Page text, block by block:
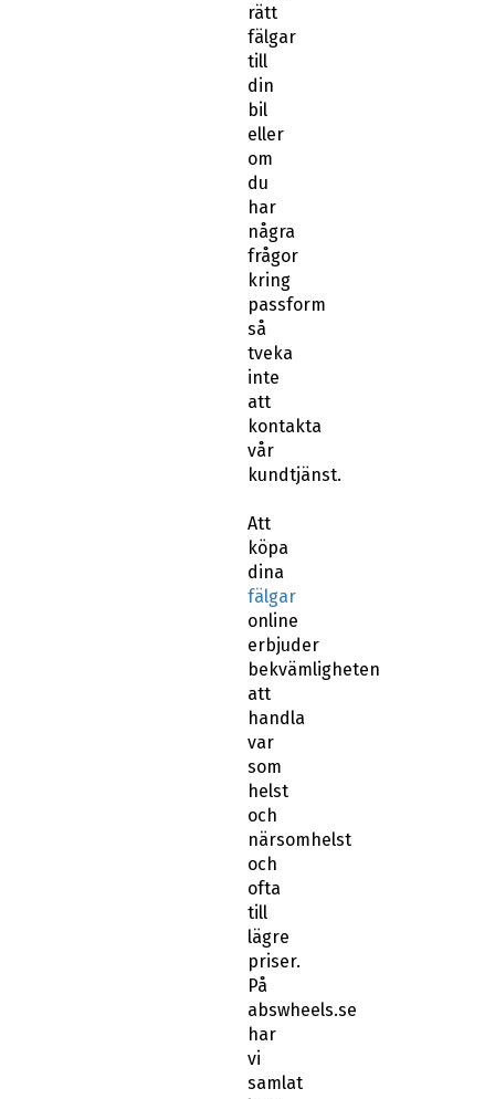
rätt
fälgar
till
din
bil
eller
om
du
har
några
frågor
kring
passform
så
tveka
inte
att
kontakta
vår
kundtjänst.
Att
köpa
dina
fälgar
online
erbjuder
bekvämligheten
att
handla
var
som
helst
och
närsomhelst
och
ofta
till
lägre
priser.
På
abswheels.se
har
vi
samlat